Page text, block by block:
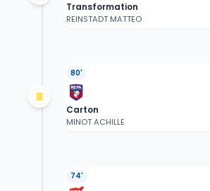
Transformation
REINSTADT MATTEO
80'
Carton
MINOT ACHILLE
74'